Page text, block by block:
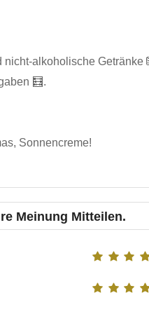
nicht-alkoholische
🧮.
Sonnencreme!
Meinung Mitteilen.